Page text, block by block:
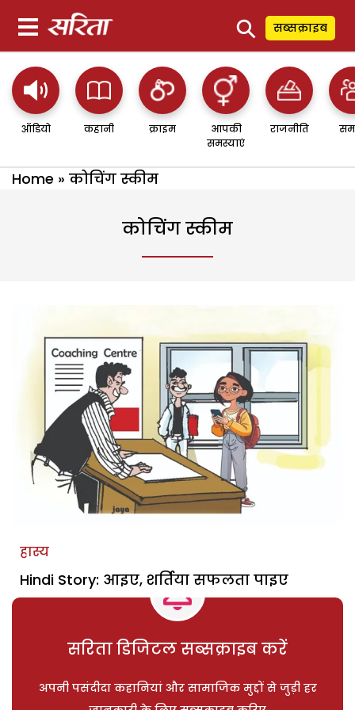
⚲ सब्सक्राइब
ऑडियो कहानी क्राइम
आपकी
समस्याएं
राजनीति
Home » कोचिंग स्कीम
कोचिंग स्कीम
हास्य
Hindi Story: आइए, शर्तिया सफलता पाइए
सरिता डिजिटल सब्सक्राइब करें
अपनी पसंदीदा कहानियां और सामाजिक मुद्दों से जुड़ी हर